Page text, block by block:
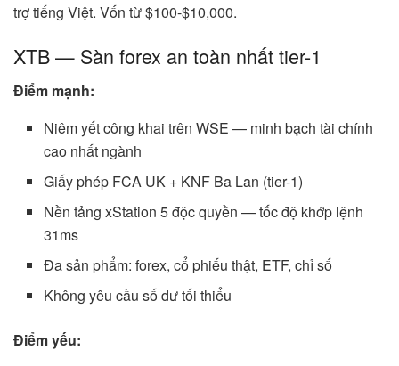
trợ tiếng Việt. Vốn từ $100-$10,000.
XTB — Sàn forex an toàn nhất tier-1
Điểm mạnh:
Niêm yết công khai trên WSE — minh bạch tài chính
cao nhất ngành
Giấy phép FCA UK + KNF Ba Lan (tier-1)
Nền tảng xStation 5 độc quyền — tốc độ khớp lệnh
31ms
Đa sản phẩm: forex, cổ phiếu thật, ETF, chỉ số
Không yêu cầu số dư tối thiểu
Điểm yếu: